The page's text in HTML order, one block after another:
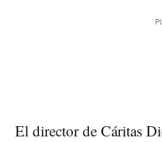
El director de Cáritas